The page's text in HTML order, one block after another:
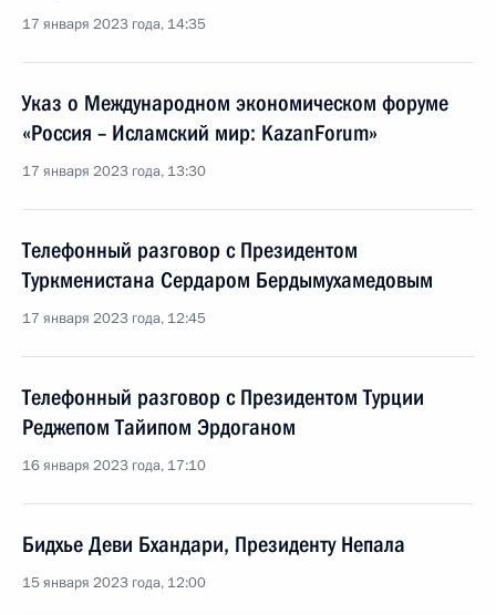
17 января 2023 года, 14:35
Указ о Международном экономическом форуме
«Россия – Исламский мир: KazanForum»
17 января 2023 года, 13:30
Телефонный разговор с Президентом
Туркменистана Сердаром Бердымухамедовым
17 января 2023 года, 12:45
Телефонный разговор с Президентом Турции
Реджепом Тайипом Эрдоганом
16 января 2023 года, 17:10
Бидхье Деви Бхандари, Президенту Непала
15 января 2023 года, 12:00